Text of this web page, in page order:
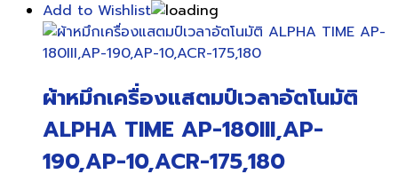
Add to Wishlist
ผ้าหมึกเครื่องแสตมป์เวลาอัตโนมัติ
ALPHA TIME AP-180III,AP-
190,AP-10,ACR-175,180